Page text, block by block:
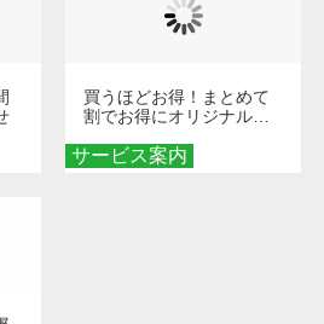
サービス案内
買うほどお得！まとめて
割でお得にオリジナルグ